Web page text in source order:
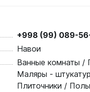
+998 (99) 089-
Навои
Ванные комнаты /
Маляры -
Плиточники /